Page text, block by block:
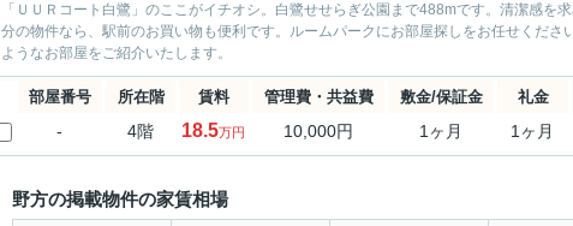
「ＵＵＲコート白鷺」のここがイチオシ。白鷺せせらぎ公園まで488mです。清潔感を
分の物件なら、駅前のお買い物も便利です。ルームパークにお部屋探しをお任せくだ
ようなお部屋をご紹介いたします。
部屋番号 所在階 賃料 管理費・共益費 敷金/保証金 礼金
- 4階 18.5万円 10,000円 1ヶ月 1ヶ月
野方の掲載物件の家賃相場